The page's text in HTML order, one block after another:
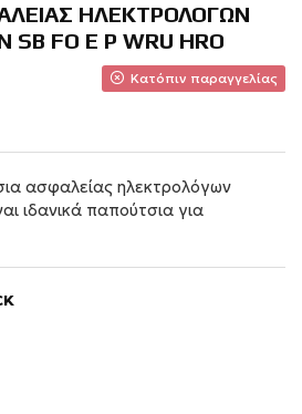
ΗΛΕΚΤΡΟΛΟΓΩΝ
SB FO E P WRU HRO
Κατόπιν παραγγελίας
ασφαλείας ηλεκτρολόγων
ιδανικά παπούτσια για